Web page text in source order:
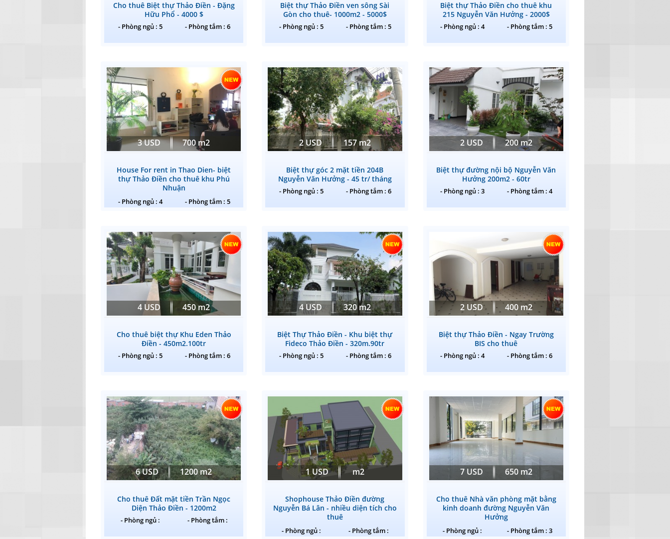
Cho thuê Biệt thự Thảo Điền - Đặng
Hữu Phổ - 4000 $
- Phòng ngủ : 5 - Phòng tắm : 6
Biệt thự Thảo Điền ven sông Sài
Gòn cho thuê- 1000m2 - 5000$
- Phòng ngủ : 5 - Phòng tắm : 5
Biệt thự Thảo Điền cho thuê khu
215 Nguyễn Văn Hưởng - 2000$
- Phòng ngủ : 4 - Phòng tắm : 5
3 USD 700 m2
House For rent in Thao Dien- biệt
thự Thảo Điền cho thuê khu Phú
Nhuận
- Phòng ngủ : 4 - Phòng tắm : 5
2 USD 157 m2
Biệt thự góc 2 mặt tiền 204B
Nguyễn Văn Hưởng - 45 tr/ tháng
- Phòng ngủ : 5 - Phòng tắm : 6
2 USD 200 m2
Biệt thự đường nội bộ Nguyễn Văn
Hưởng 200m2 - 60tr
- Phòng ngủ : 3 - Phòng tắm : 4
4 USD 450 m2
Cho thuê biệt thự Khu Eden Thảo
Điền - 450m2.100tr
- Phòng ngủ : 5 - Phòng tắm : 6
4 USD 320 m2
Biệt Thự Thảo Điền - Khu biệt thự
Fideco Thảo Điền - 320m.90tr
- Phòng ngủ : 5 - Phòng tắm : 6
2 USD 400 m2
Biệt thự Thảo Điền - Ngay Trường
BIS cho thuê
- Phòng ngủ : 4 - Phòng tắm : 6
6 USD 1200 m2
Cho thuê Đất mặt tiền Trần Ngọc
Diện Thảo Điền - 1200m2
- Phòng ngủ : - Phòng tắm :
1 USD m2
Shophouse Thảo Điền đường
Nguyễn Bá Lân - nhiều diện tích cho
thuê
- Phòng ngủ : - Phòng tắm :
7 USD 650 m2
Cho thuê Nhà văn phòng mặt bằng
kinh doanh đường Nguyễn Văn
Hưởng
- Phòng ngủ : - Phòng tắm : 3